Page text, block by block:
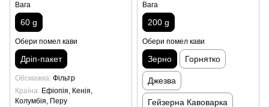
Вага
60 g
Обери помел кави
Дріп-пакет
Обсмажка Фільтр
Країна Ефіопія, Кенія,
Колумбія, Перу
Вага
200 g
Обери помел кави
Зерно Горнятко
Джезва
Гейзерна Кавоварка